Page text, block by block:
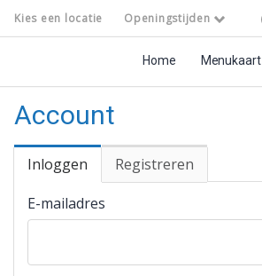
Kies een locatie Openingstijden
Home Menukaart
Account
Inloggen
Registreren
E-mailadres